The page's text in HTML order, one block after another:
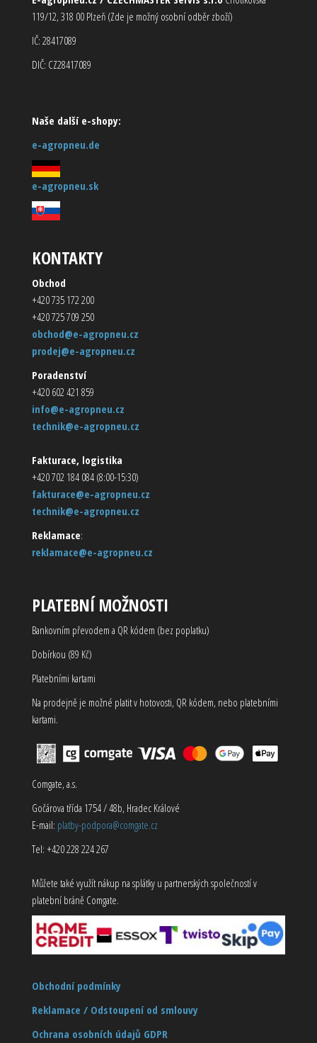
119/12, 318 00 Plzeň (Zde je možný osobní odběr zboží)
IČ: 28417089
DIČ: CZ28417089
Naše další e-shopy:
e-agropneu.de
e-agropneu.sk
KONTAKTY
Obchod
+420 735 172 200
+420 725 709 250
obchod@e-agropneu.cz
prodej@e-agropneu.cz
Poradenství
+420 602 421 859
info@e-agropneu.cz
technik@e-agropneu.cz
Fakturace, logistika
+420 702 184 084 (8:00-15:30)
fakturace@e-agropneu.cz
technik@e-agropneu.cz
Reklamace:
reklamace@e-agropneu.cz
PLATEBNÍ MOŽNOSTI
Bankovním převodem a QR kódem (bez poplatku)
Dobírkou (89 Kč)
Platebními kartami
Na prodejně je možné platit v hotovosti, QR kódem, nebo platebními
kartami.
Comgate, a.s.
Gočárova třída 1754 / 48b, Hradec Králové
E-mail: platby-podpora@comgate.cz
Tel: +420 228 224 267
Můžete také využít nákup na splátky u partnerských společností v
platební bráně Comgate.
Obchodní podmínky
Reklamace / Odstoupení od smlouvy
Ochrana osobních údajů GDPR